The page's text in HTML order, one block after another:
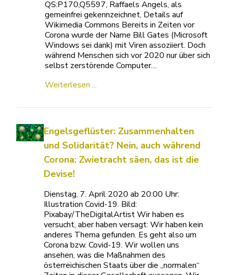
QS:P170,Q5597, Raffaels Angels, als
gemeinfrei gekennzeichnet, Details auf
Wikimedia Commons Bereits in Zeiten vor
Corona wurde der Name Bill Gates (Microsoft
Windows sei dank) mit Viren assoziiert. Doch
während Menschen sich vor 2020 nur über sich
selbst zerstörende Computer…
Weiterlesen ...
Engelsgeflüster: Zusammenhalten
und Solidarität? Nein, auch während
Corona: Zwietracht säen, das ist die
Devise!
Dienstag, 7. April 2020 ab 20:00 Uhr:
Illustration Covid-19. Bild:
Pixabay/TheDigitalArtist Wir haben es
versucht, aber haben versagt: Wir haben kein
anderes Thema gefunden. Es geht also um
Corona bzw. Covid-19. Wir wollen uns
ansehen, was die Maßnahmen des
österreichischen Staats über die „normalen“